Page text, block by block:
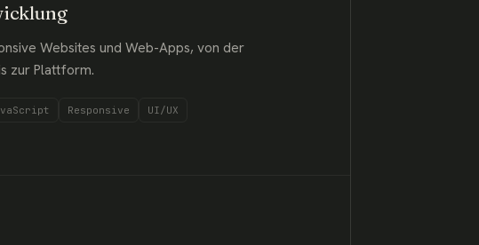
Websites und Web-Apps, von der
zur Plattform.
Responsive UI/UX